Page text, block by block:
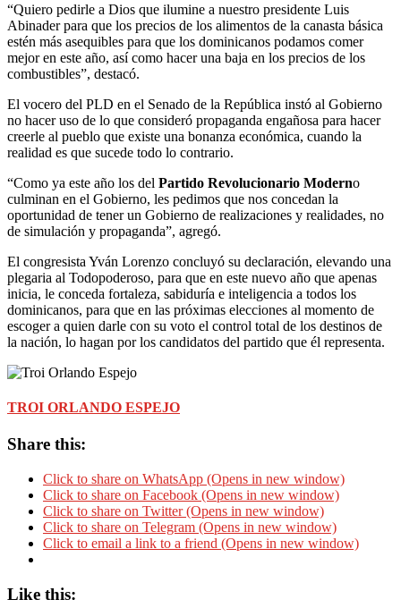
“Quiero pedirle a Dios que ilumine a nuestro presidente Luis
Abinader para que los precios de los alimentos de la canasta básica
estén más asequibles para que los dominicanos podamos comer
mejor en este año, así como hacer una baja en los precios de los
combustibles”, destacó.
El vocero del PLD en el Senado de la República instó al Gobierno
no hacer uso de lo que consideró propaganda engañosa para hacer
creerle al pueblo que existe una bonanza económica, cuando la
realidad es que sucede todo lo contrario.
“Como ya este año los del Partido Revolucionario Moderno
culminan en el Gobierno, les pedimos que nos concedan la
oportunidad de tener un Gobierno de realizaciones y realidades, no
de simulación y propaganda”, agregó.
El congresista Yván Lorenzo concluyó su declaración, elevando una
plegaria al Todopoderoso, para que en este nuevo año que apenas
inicia, le conceda fortaleza, sabiduría e inteligencia a todos los
dominicanos, para que en las próximas elecciones al momento de
escoger a quien darle con su voto el control total de los destinos de
la nación, lo hagan por los candidatos del partido que él representa.
TROI ORLANDO ESPEJO
Share this:
Click to share on WhatsApp (Opens in new window)
Click to share on Facebook (Opens in new window)
Click to share on Twitter (Opens in new window)
Click to share on Telegram (Opens in new window)
Click to email a link to a friend (Opens in new window)
Like this: